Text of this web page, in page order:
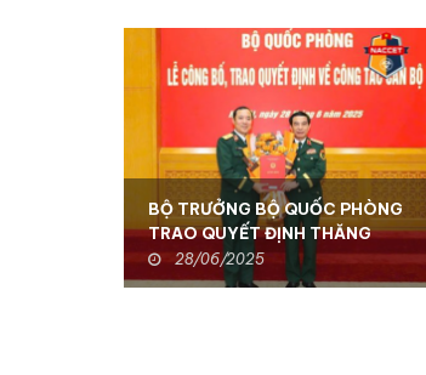
BỘ TRƯỞNG BỘ QUỐC PHÒNG
TRAO QUYẾT ĐỊNH THĂNG
QUÂN HÀM THIẾU TƯỚNG ĐỐI
VỚI ĐỒNG CHÍ TƯ LỆNH BCHH -
28/06/2025